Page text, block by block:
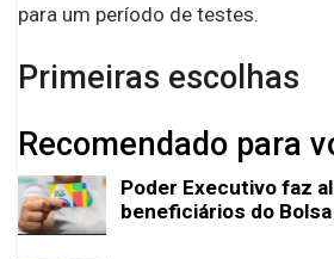
para um período de testes.
Primeiras escolhas
Recomendado para
Poder Executivo faz
beneficiários do